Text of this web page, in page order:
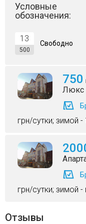
Условные
обозначения:
13
500
Свободно
750
Люкс
грн/сутки; зимой -
грн/сутки; зимой
Отзывы